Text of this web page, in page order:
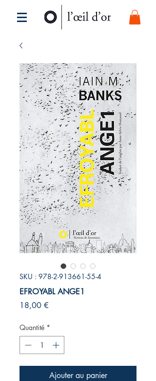
SKU : 978-2-913661-55-4
EFROYABL ANGE1
18,00 €
Quantité *
Ajouter au panier